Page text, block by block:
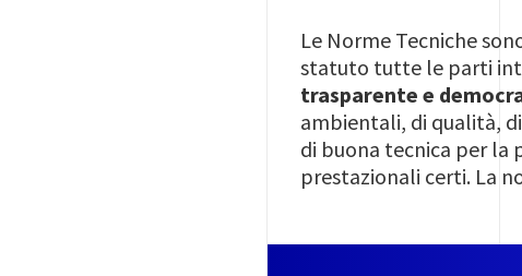
Le Norme Tecniche
statuto tutte le parti
trasparente e
ambientali, di qualità,
di buona tecnica per la
prestazionali certi. La